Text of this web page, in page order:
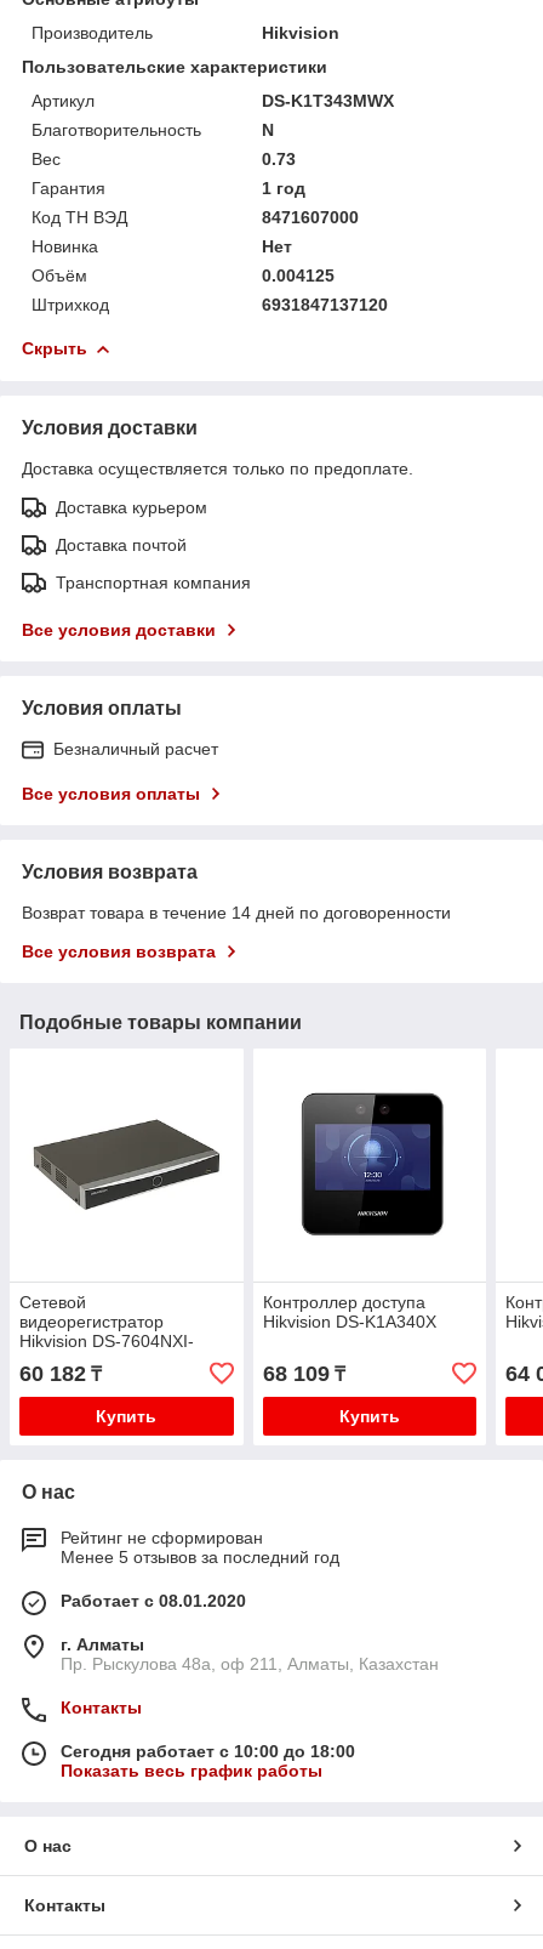
Производитель
Hikvision
Пользовательские характеристики
Артикул
DS-K1T343MWX
Благотворительность
N
Вес
0.73
Гарантия
1 год
Код ТН ВЭД
8471607000
Новинка
Нет
Объём
0.004125
Штрихкод
6931847137120
Скрыть
Условия доставки
Доставка осуществляется только по предоплате.
Доставка курьером
Доставка почтой
Транспортная компания
Все условия доставки
Условия оплаты
Безналичный расчет
Все условия оплаты
Условия возврата
Возврат товара в течение 14 дней по договоренности
Все условия возврата
Подобные товары компании
Сетевой
видеорегистратор
Hikvision DS-7604NXI-
60 182 ₸
Купить
Контроллер доступа
Hikvision DS-K1A340X
68 109₸
Купить
64
О нас
Рейтинг не сформирован
Менее 5 отзывов за последний год
Работает с 08.01.2020
г. Алматы
Пр. Рыскулова 48а, оф 211, Алматы, Казахстан
Контакты
Сегодня работает с 10:00 до 18:00
Показать весь график работы
О нас
Контакты